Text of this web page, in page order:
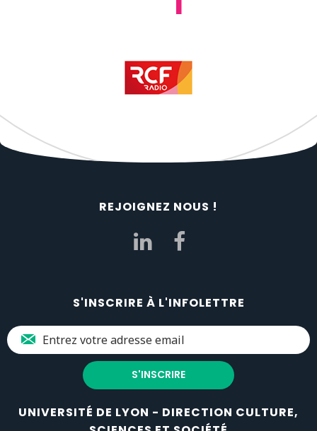
REJOIGNEZ NOUS !
S'INSCRIRE À L'INFOLETTRE
UNIVERSITÉ DE LYON - DIRECTION CULTURE,